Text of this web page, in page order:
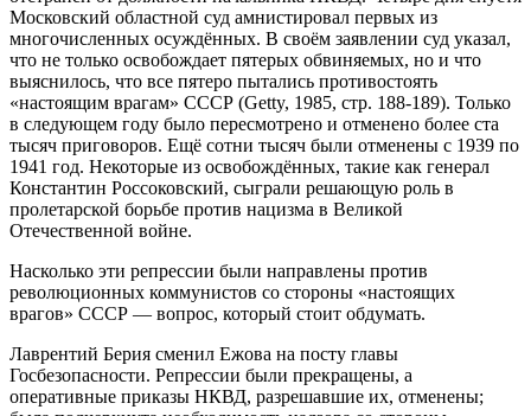
Московский областной суд амнистировал первых из
многочисленных осуждённых. В своём заявлении суд указал,
что не только освобождает пятерых обвиняемых, но и что
выяснилось, что все пятеро пытались противостоять
«настоящим врагам» СССР (Getty, 1985, стр. 188-189). Только
в следующем году было пересмотрено и отменено более ста
тысяч приговоров. Ещё сотни тысяч были отменены с 1939 по
1941 год. Некоторые из освобождённых, такие как генерал
Константин Россоковский, сыграли решающую роль в
пролетарской борьбе против нацизма в Великой
Отечественной войне.
Насколько эти репрессии были направлены против
революционных коммунистов со стороны «настоящих
врагов» СССР — вопрос, который стоит обдумать.
Лаврентий Берия сменил Ежова на посту главы
Госбезопасности. Репрессии были прекращены, а
оперативные приказы НКВД, разрешавшие их, отменены;